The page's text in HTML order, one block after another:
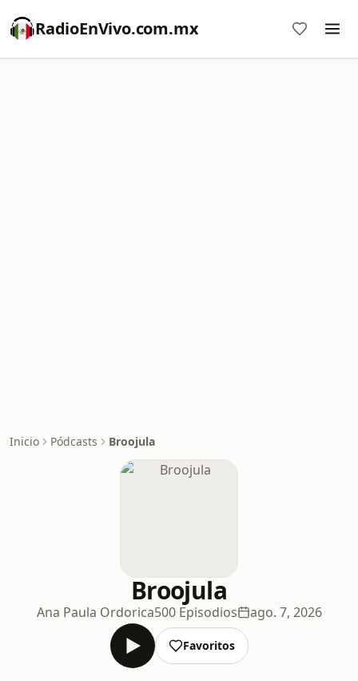
RadioEnVivo.com.mx
Inicio Pódcasts Broojula
Broojula
Ana Paula Ordorica500 Episodios ago. 7, 2026
Favoritos